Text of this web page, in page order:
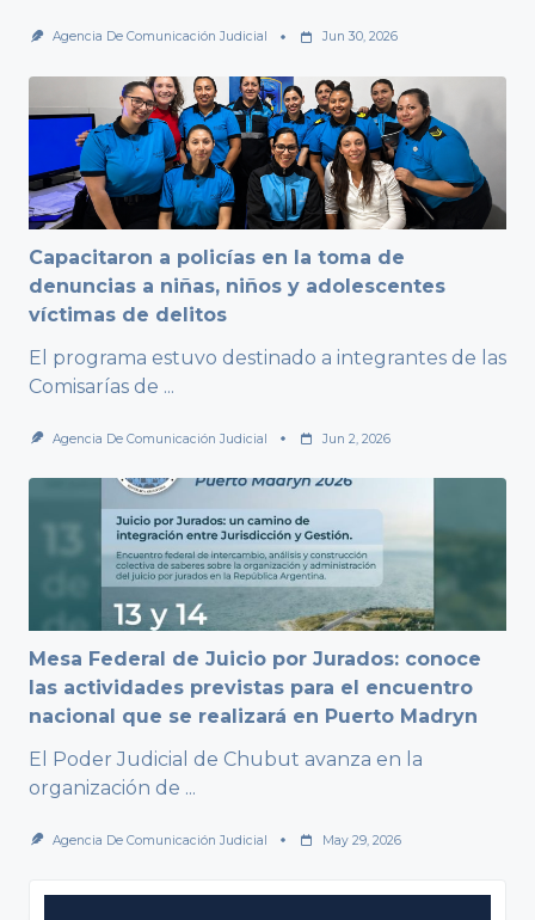
Agencia De Comunicación Judicial Jun 30, 2026
Capacitaron a policías en la toma de
denuncias a niñas, niños y adolescentes
víctimas de delitos
El programa estuvo destinado a integrantes de las
Comisarías de ...
Agencia De Comunicación Judicial Jun 2, 2026
Mesa Federal de Juicio por Jurados: conoce
las actividades previstas para el encuentro
nacional que se realizará en Puerto Madryn
El Poder Judicial de Chubut avanza en la
organización de ...
Agencia De Comunicación Judicial May 29, 2026